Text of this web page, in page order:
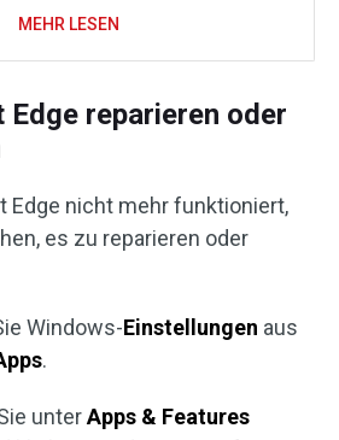
MEHR LESEN
reparieren oder
Edge nicht mehr funktioniert,
es zu reparieren oder
Windows-Einstellungen aus
.
unterApps & Features